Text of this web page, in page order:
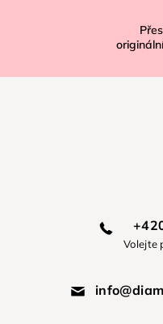
Přes
Volejte